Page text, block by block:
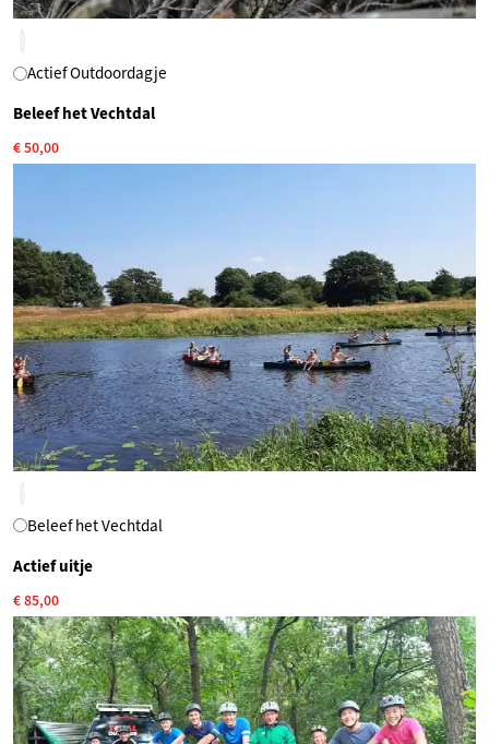
Actief Outdoordagje
Beleef het Vechtdal
€ 50,00
Beleef het Vechtdal
Actief uitje
€ 85,00